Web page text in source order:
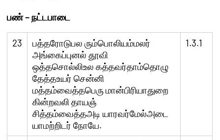
பண்–நட்டபாடை
23
பத்தரோடுபல ரும்பொலியம்மலர்
அங்கைப்புனல் தூவி
ஒத்தசொல்லிஉல கத்தவர்தாம்தொழு
தேத்தஉயர் சென்னி
மத்தம்வைத்தபெரு மான்பிரியாதுறை
கின்றவலி தாயஞ்
சித்தம்வைத்தஅடி யாரவர்மேல்அடை
யாமற்றிடர் நோயே.
1.3.1